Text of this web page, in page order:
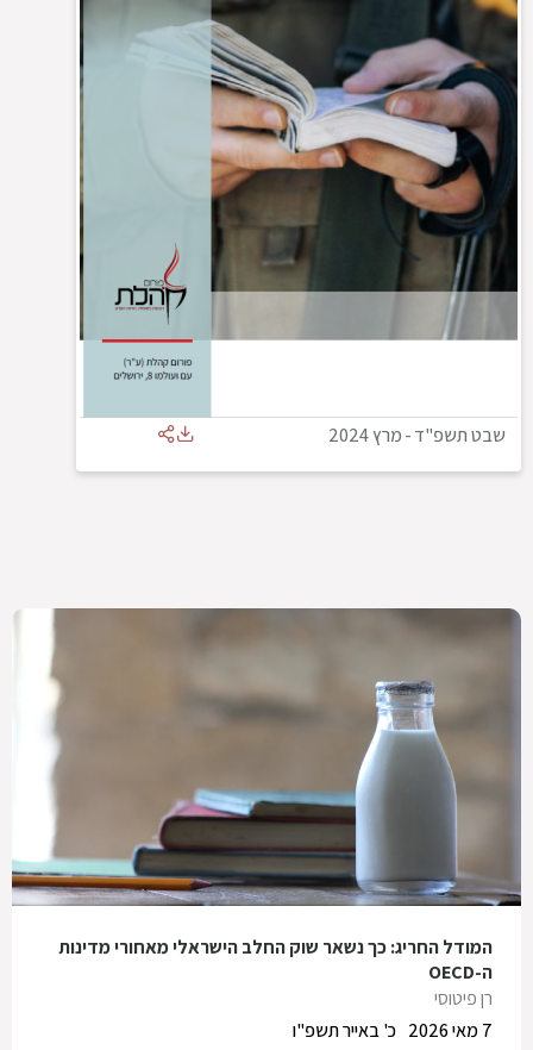
שבט תשפ"ד-מרץ 2024
המודל החריג: כך נשאר שוק החלב הישראלי מאחורי מדינות
ה-OECD
רן פיטוסי
כ' באייר תשפ"ו
7 מאי 2026